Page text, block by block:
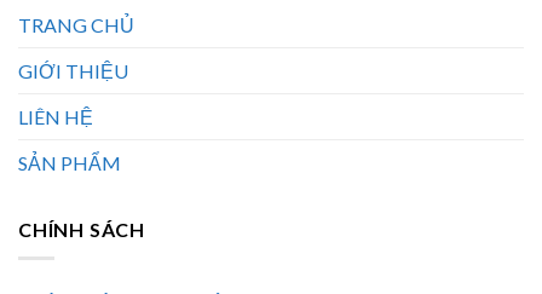
TRANG CHỦ
GIỚI THIỆU
LIÊN HỆ
SẢN PHẨM
CHÍNH SÁCH